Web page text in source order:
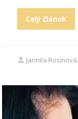
Celý článok
Jarmila Rosinová